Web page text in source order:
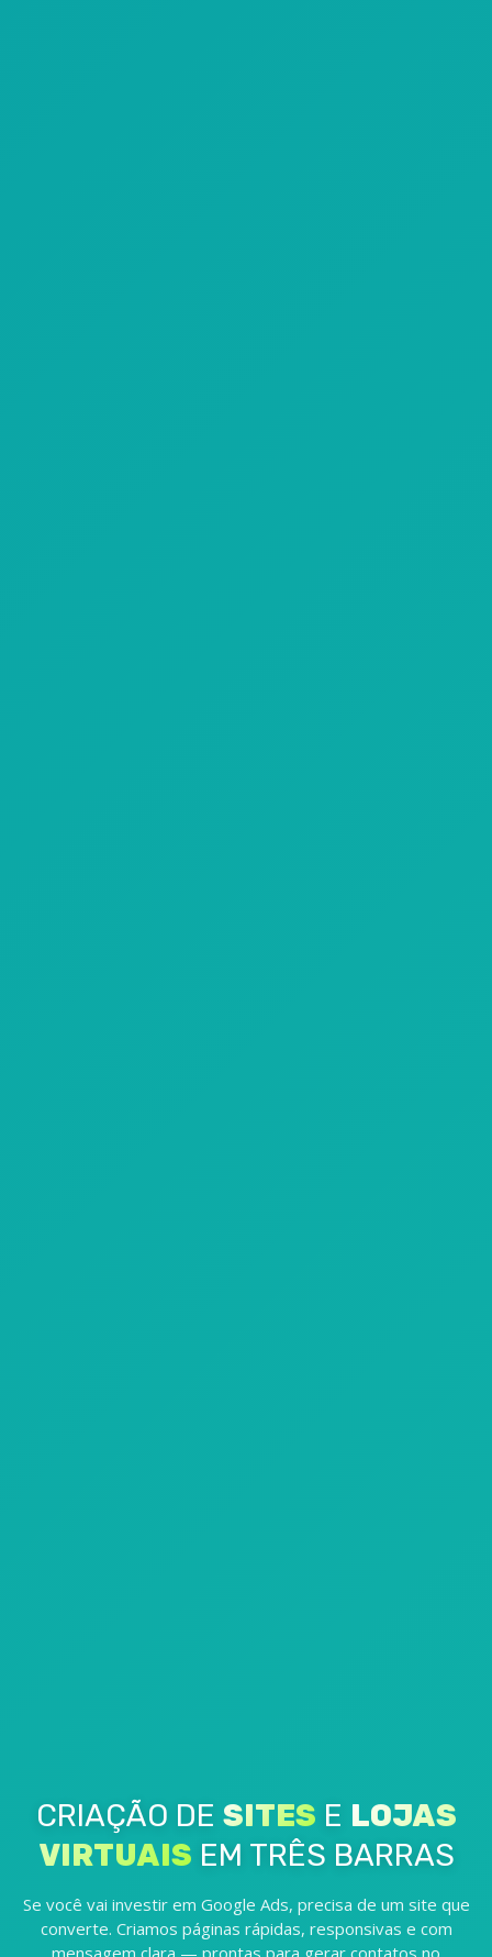
CRIAÇÃO DE SITES E LOJAS
VIRTUAIS EM TRÊS BARRAS
Se você vai investir em Google Ads, precisa de um site que
converte. Criamos páginas rápidas, responsivas e com
mensagem clara — prontas para gerar contatos no